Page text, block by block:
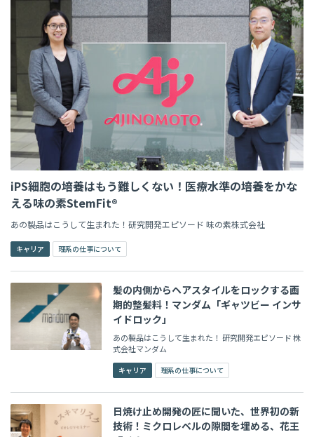
iPS細胞の培養はもう難しくない！医療水準の培養をかな
える味の素StemFit®
あの製品はこうして生まれた！研究開発エピソード 味の素株式会社
キャリア 理系の仕事について
髪の内側からヘアスタイルをロックする画
期的整髪料！マンダム「ギャツビー インサ
イドロック」
あの製品はこうして生まれた！ 研究開発エピソード 株
式会社マンダム
キャリア 理系の仕事について
日焼け止め開発の匠に聞いた、世界初の新
技術！ミクロレベルの隙間を埋める、花王